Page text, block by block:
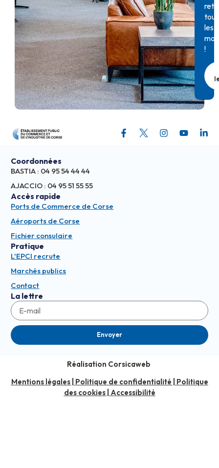
tous
les
!
Coordonnées
BASTIA : 04 95 54 44 44
AJACCIO : 04 95 51 55 55
Accès rapide
Ports de Commerce de Corse
Aéroports de Corse
Fichier consulaire
Pratique
L'EPCI recrute
Marchés publics
Contact
La lettre
Envoyer
Réalisation Corsicaweb
Mentions légales| Politique de confidentialité
Politique
des cookies| Accessibilité